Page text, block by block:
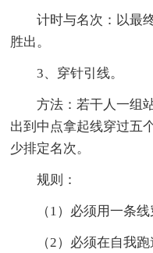
计时与名次：以最
胜出。
3、穿针引线。
方法：若干人一组
出到中点拿起线穿过五
少排定名次。
规则：
（1）必须用一条
（2）必须在自我